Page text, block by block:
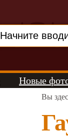
Новые
Вы